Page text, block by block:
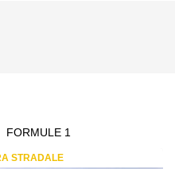
FORMULE 1